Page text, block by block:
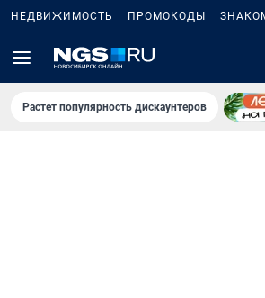
НЕДВИЖИМОСТЬ ПРОМОКОДЫ
Растет популярность дискаунтеров